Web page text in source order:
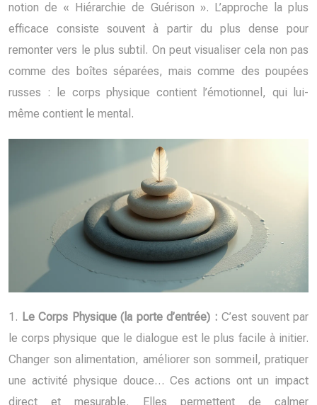
notion de « Hiérarchie de Guérison ». L’approche la plus
efficace consiste souvent à partir du plus dense pour
remonter vers le plus subtil. On peut visualiser cela non pas
comme des boîtes séparées, mais comme des poupées
russes : le corps physique contient l’émotionnel, qui lui-
même contient le mental.
1. Le Corps Physique (la porte d’entrée) : C’est souvent par
le corps physique que le dialogue est le plus facile à initier.
Changer son alimentation, améliorer son sommeil, pratiquer
une activité physique douce… Ces actions ont un impact
direct et mesurable. Elles permettent de calmer